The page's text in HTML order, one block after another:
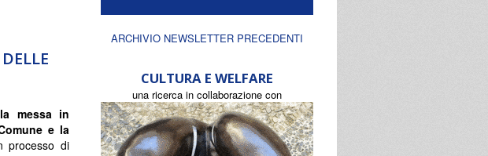
messa in
e la
processo di
ARCHIVIO NEWSLETTER PRECEDENTI
CULTURA E WELFARE
una ricerca in collaborazione con